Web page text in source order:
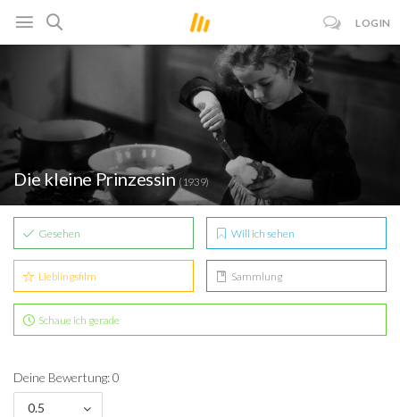
LOGIN
Die kleine Prinzessin (1939)
Gesehen Will ich sehen
Lieblingsfilm Sammlung
Schaue ich gerade
Deine Bewertung: 0
0.5